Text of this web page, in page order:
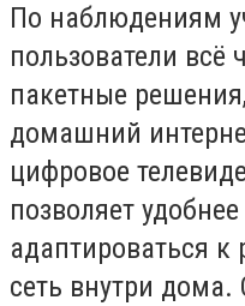
По наблюдениям
пользователи
пакетные
домашний
цифровое
позволяет
адаптироваться к
сеть внутри дома.